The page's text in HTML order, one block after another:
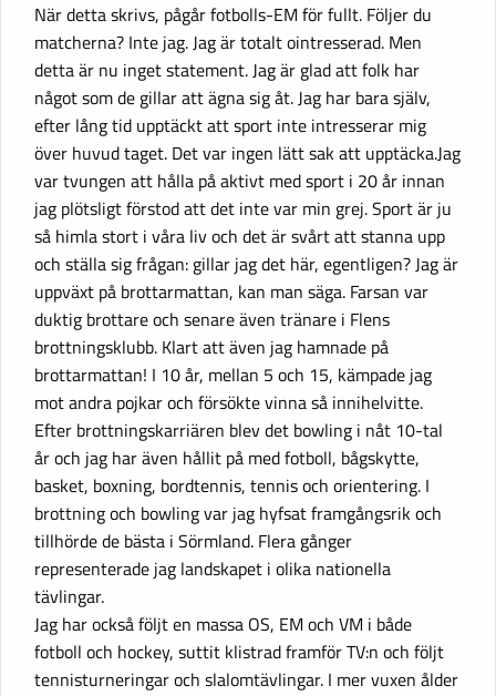
När detta skrivs, pågår fotbolls-EM för fullt. Följer du
matcherna? Inte jag. Jag är totalt ointresserad. Men
detta är nu inget statement. Jag är glad att folk har
något som de gillar att ägna sig åt. Jag har bara själv,
efter lång tid upptäckt att sport inte intresserar mig
över huvud taget. Det var ingen lätt sak att upptäcka.Jag
var tvungen att hålla på aktivt med sport i 20 år innan
jag plötsligt förstod att det inte var min grej. Sport är ju
så himla stort i våra liv och det är svårt att stanna upp
och ställa sig frågan: gillar jag det här, egentligen? Jag är
uppväxt på brottarmattan, kan man säga. Farsan var
duktig brottare och senare även tränare i Flens
brottningsklubb. Klart att även jag hamnade på
brottarmattan! I 10 år, mellan 5 och 15, kämpade jag
mot andra pojkar och försökte vinna så innihelvitte.
Efter brottningskarriären blev det bowling i nåt 10-tal
år och jag har även hållit på med fotboll, bågskytte,
basket, boxning, bordtennis, tennis och orientering. I
brottning och bowling var jag hyfsat framgångsrik och
tillhörde de bästa i Sörmland. Flera gånger
representerade jag landskapet i olika nationella
tävlingar.
Jag har också följt en massa OS, EM och VM i både
fotboll och hockey, suttit klistrad framför TV:n och följt
tennisturneringar och slalomtävlingar. I mer vuxen ålder